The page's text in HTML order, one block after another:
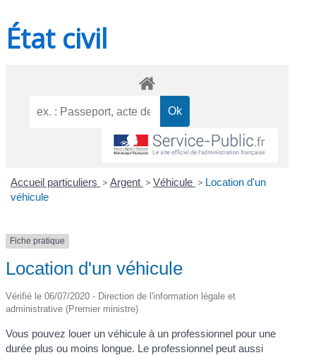
État civil
Accueil particuliers > Argent > Véhicule > Location d'un
véhicule
Fiche pratique
Location d'un véhicule
Vérifié le 06/07/2020 - Direction de l'information légale et
administrative (Premier ministre)
Vous pouvez louer un véhicule à un professionnel pour une
durée plus ou moins longue. Le professionnel peut aussi